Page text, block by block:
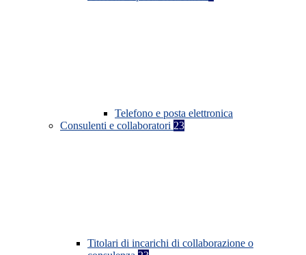
Telefono e posta elettronica
Consulenti e collaboratori 23
Titolari di incarichi di collaborazione o